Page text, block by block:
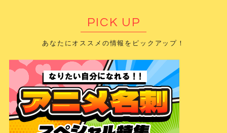
PICK UP
あなたにオススメの情報をピックアップ！